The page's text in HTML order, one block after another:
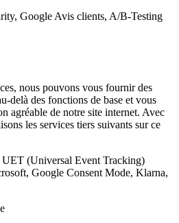
Google Avis clients, A/B-Testing
nous pouvons vous fournir des
delà des fonctions de base et vous
agréable de notre site internet. Avec
les services tiers suivants sur ce
UET (Universal Event Tracking)
Google Consent Mode, Klarna,